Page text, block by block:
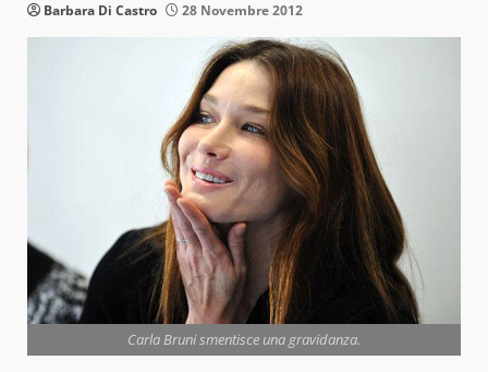
Barbara Di Castro 28 Novembre 2012
Carla Bruni smentisce una gravidanza.